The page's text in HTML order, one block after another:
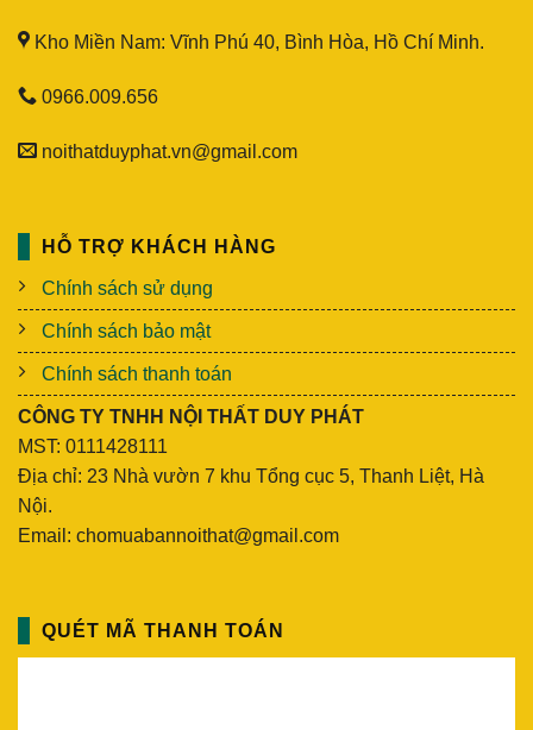
Kho Miền Nam: Vĩnh Phú 40, Bình Hòa, Hồ Chí Minh.
0966.009.656
noithatduyphat.vn@gmail.com
HỖ TRỢ KHÁCH HÀNG
Chính sách sử dụng
Chính sách bảo mật
Chính sách thanh toán
CÔNG TY TNHH NỘI THẤT DUY PHÁT
MST: 0111428111
Địa chỉ: 23 Nhà vườn 7 khu Tổng cục 5, Thanh Liệt, Hà
Nội.
Email: chomuabannoithat@gmail.com
QUÉT MÃ THANH TOÁN